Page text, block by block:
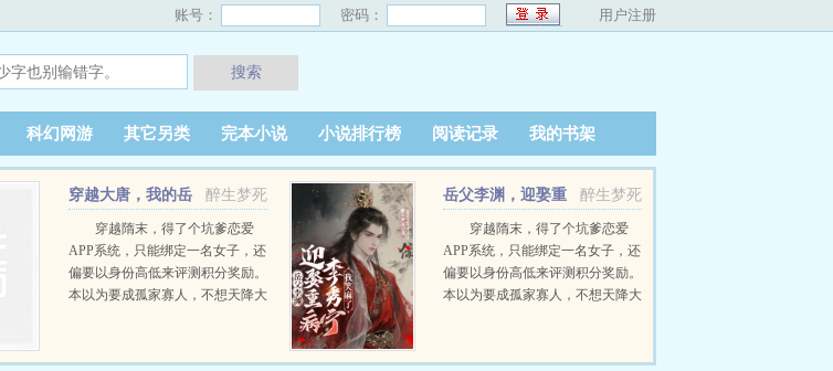
账号： 密码： 用户注册
搜索
科幻网游 其它另类 完本小说 小说排行榜 阅读记录 我的书架
醉生梦死
穿越大唐，我的岳
父是李渊
穿越隋末，得了个坑爹恋爱
APP系统，只能绑定一名女子，还
偏要以身份高低来评测积分奖励。
本以为要成孤家寡人，不想天降大
也要上。只是不曾想……这万恶的
醉生梦死
岳父李渊，迎娶重
病李秀宁我笑麻了
穿越隋末，得了个坑爹恋爱
APP系统，只能绑定一名女子，还
偏要以身份高低来评测积分奖励。
本以为要成孤家寡人，不想天降大
也要上。只是不曾想……这万恶的